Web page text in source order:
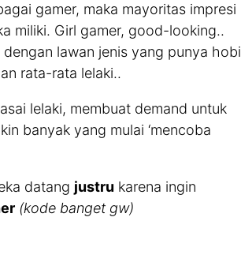
gamer, maka mayoritas impresi
miliki. Girl gamer, good-looking..
lawan jenis yang punya hobi
rata-rata lelaki..
lelaki, membuat demand untuk
banyak yang mulai ‘mencoba
datang justru karena ingin
(kode banget gw)